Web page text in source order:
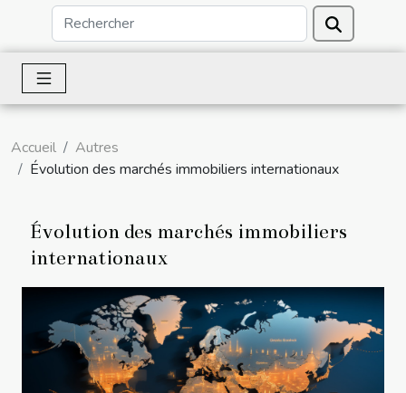
Accueil
Autres
Évolution des marchés immobiliers internationaux
Évolution des marchés immobiliers
internationaux